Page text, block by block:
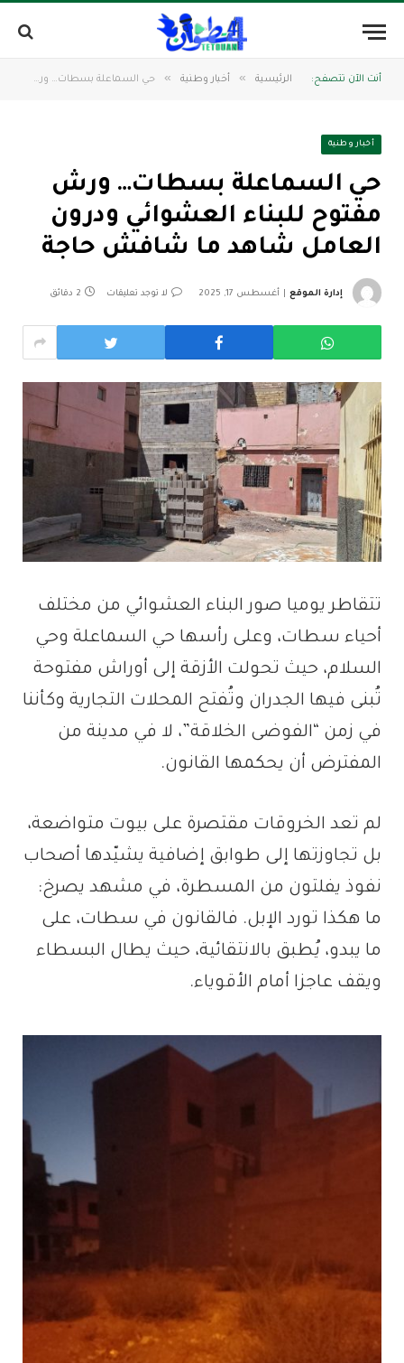
أنت الآن تتصفح: الرئيسية » أخبار وطنية » حي السماعلة بسطات… ورش مفتوح للبناء العشوائي ودرون العامل شاهد ما شافش حاجة
أخبار وطنية
حي السماعلة بسطات… ورش
مفتوح للبناء العشوائي ودرون
العامل شاهد ما شافش حاجة
إدارة الموقع أغسطس 17, 2025 لا توجد تعليقات 2 دقائق
تتقاطر يوميا صور البناء العشوائي من مختلف
أحياء سطات، وعلى رأسها حي السماعلة وحي
السلام، حيث تحولت الأزقة إلى أوراش مفتوحة
تُبنى فيها الجدران وتُفتح المحلات التجارية وكأننا
في زمن “الفوضى الخلاقة”، لا في مدينة من
المفترض أن يحكمها القانون.
لم تعد الخروقات مقتصرة على بيوت متواضعة،
بل تجاوزتها إلى طوابق إضافية يشيّدها أصحاب
نفوذ يفلتون من المسطرة، في مشهد يصرخ:
ما هكذا تورد الإبل. فالقانون في سطات، على
ما يبدو، يُطبق بالانتقائية، حيث يطال البسطاء
ويقف عاجزا أمام الأقوياء.